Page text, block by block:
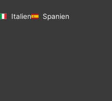
Italien
Spanien